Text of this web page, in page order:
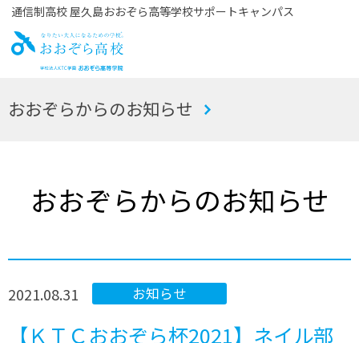
通信制高校 屋久島おおぞら高等学校サポートキャンパス
お
おおぞらからのお知らせ
おおぞらからのお知らせ
2021.08.31 お知らせ
【ＫＴＣおおぞら杯2021】ネイル部